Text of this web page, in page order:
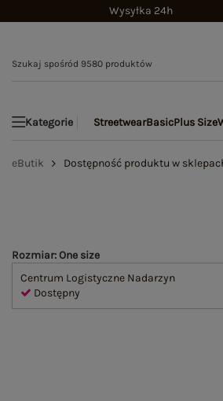
Wysyłka 24h
Kategorie StreetwearBasicPlus Size
eButik Dostępność produktu w
Rozmiar: One size
Centrum Logistyczne Nadarzyn
Dostępny